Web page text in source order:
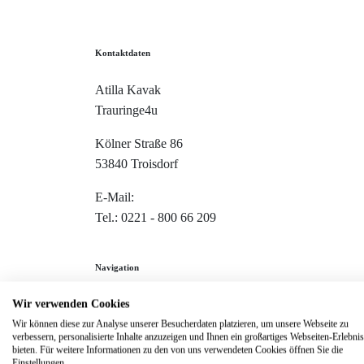
Kontaktdaten
Atilla Kavak
Trauringe4u
Kölner Straße 86
53840 Troisdorf
E-Mail:
Tel.: 0221 - 800 66 209
Navigation
Home
Trauringe
Wir verwenden Cookies
Wir können diese zur Analyse unserer Besucherdaten platzieren, um unsere Webseite zu
verbessern, personalisierte Inhalte anzuzeigen und Ihnen ein großartiges Webseiten-
bieten. Für weitere Informationen zu den von uns verwendeten Cookies öffnen Sie die